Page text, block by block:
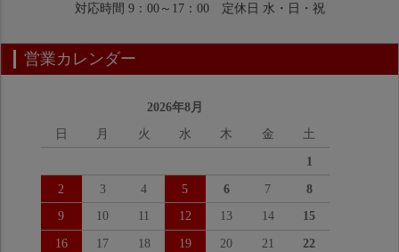
対応時間 9：00～17：00 定休日 水・日・祝
営業カレンダー
2026年8月
日 月 火 水 木 金 土
1
2 3 4 5 6 7 8
9 10 11 12 13 14 15
16 17 18 19 20 21 22